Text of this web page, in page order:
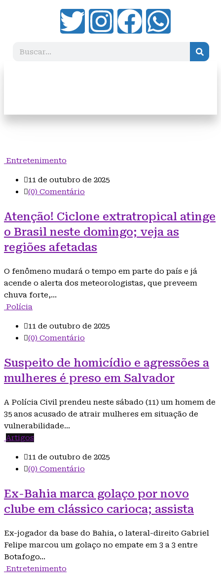
Entretenimento
11 de outubro de 2025
(0) Comentário
Atenção! Ciclone extratropical atinge
o Brasil neste domingo; veja as
regiões afetadas
O fenômeno mudará o tempo em parte do país e já
acende o alerta dos meteorologistas, que preveem
chuva forte,…
Polícia
11 de outubro de 2025
(0) Comentário
Suspeito de homicídio e agressões a
mulheres é preso em Salvador
A Polícia Civil prendeu neste sábado (11) um homem de
35 anos acusado de atrair mulheres em situação de
vulnerabilidade…
Artigos
11 de outubro de 2025
(0) Comentário
Ex-Bahia marca golaço por novo
clube em clássico carioca; assista
Ex-jogador da base do Bahia, o lateral-direito Gabriel
Felipe marcou um golaço no empate em 3 a 3 entre
Botafogo…
Entretenimento